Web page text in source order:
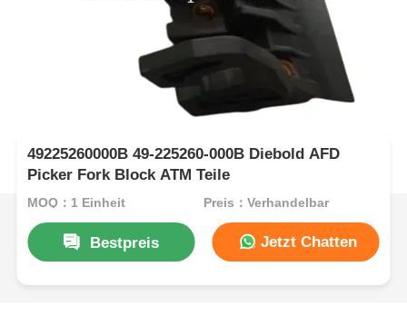
49225260000B 49-225260-000B Diebold AFD
Picker Fork Block ATM Teile
MOQ：1 Einheit Preis：Verhandelbar
Bestpreis Jetzt Chatten